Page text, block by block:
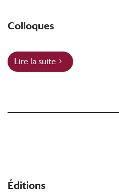
Colloques
Lire la suite
Éditions